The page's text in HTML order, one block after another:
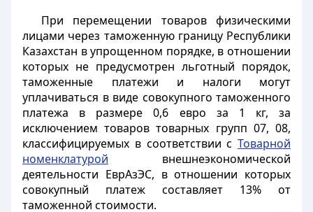
При перемещении товаров физическими
лицами через таможенную границу Республики
Казахстан в упрощенном порядке, в отношении
которых не предусмотрен льготный порядок,
таможенные платежи и налоги могут
уплачиваться в виде совокупного таможенного
платежа в размере 0,6 евро за 1 кг, за
исключением товаров товарных групп 07, 08,
классифицируемых в соответствии с Товарной
номенклатурой внешнеэкономической
деятельности ЕврАзЭС, в отношении которых
совокупный платеж составляет 13% от
таможенной стоимости.